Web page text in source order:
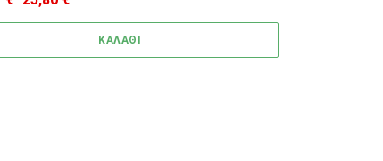
range: 15,61 € through 25,80 €
ΚΑΛΑΘΙ